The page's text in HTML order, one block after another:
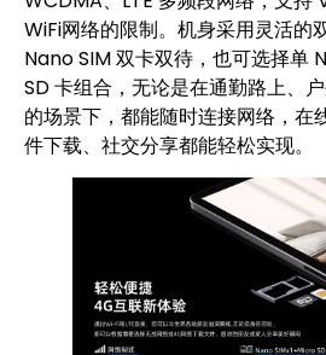
WiFi网络的限制。机身采用灵活的
Nano SIM 双卡双待，也可选择单
SD 卡组合，无论是在通勤路上、
的场景下，都能随时连接网络，在
件下载、社交分享都能轻松实现。